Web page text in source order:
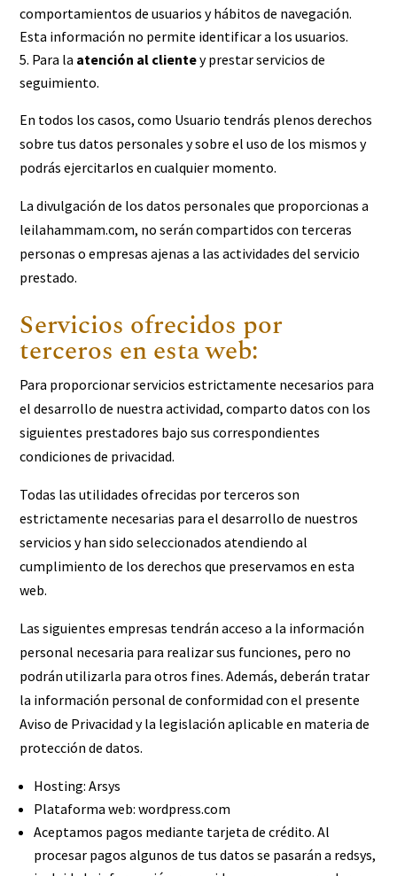
comportamientos de usuarios y hábitos de navegación.
Esta información no permite identificar a los usuarios.
Para la atención al clientey prestar servicios de
seguimiento.
En todos los casos, como Usuario tendrás plenos derechos
sobre tus datos personales y sobre el uso de los mismos y
podrás ejercitarlos en cualquier momento.
La divulgación de los datos personales que proporcionas a
leilahammam.com, no serán compartidos con terceras
personas o empresas ajenas a las actividades del servicio
prestado.
Servicios ofrecidos por
terceros en esta web:
Para proporcionar servicios estrictamente necesarios para
el desarrollo de nuestra actividad, comparto datos con los
siguientes prestadores bajo sus correspondientes
condiciones de privacidad.
Todas las utilidades ofrecidas por terceros son
estrictamente necesarias para el desarrollo de nuestros
servicios y han sido seleccionados atendiendo al
cumplimiento de los derechos que preservamos en esta
web.
Las siguientes empresas tendrán acceso a la información
personal necesaria para realizar sus funciones, pero no
podrán utilizarla para otros fines. Además, deberán tratar
la información personal de conformidad con el presente
Aviso de Privacidad y la legislación aplicable en materia de
protección de datos.
Hosting: Arsys
Plataforma web: wordpress.com
Aceptamos pagos mediante tarjeta de crédito. Al
procesar pagos algunos de tus datos se pasarán a redsys,